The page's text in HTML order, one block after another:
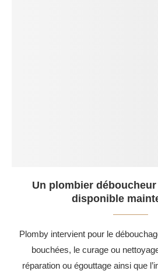
Un plombier
disponible
Plomby intervient pour le
bouchées, le curage ou
réparation ou égouttage ainsi que